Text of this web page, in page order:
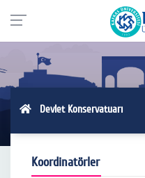
Devlet Konservatuarı
Koordinatörler